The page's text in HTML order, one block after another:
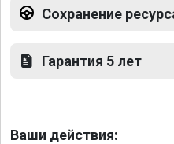
Сохранение
Гарантия 5 лет
Ваши действия: